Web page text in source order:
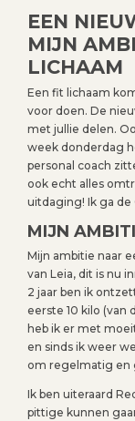
EEN
MIJN
LICHAAM
Een fit lichaam
voor doen. De
met jullie delen.
week donderdag
personal coach
ook echt alles
uitdaging! Ik ga de
MIJN
Mijn ambitie naar
van Leia, dit is nu
2 jaar ben ik
eerste 10 kilo (van
heb ik er met
en sinds ik weer
om regelmatig en
Ik ben uiteraard
pittige kunnen